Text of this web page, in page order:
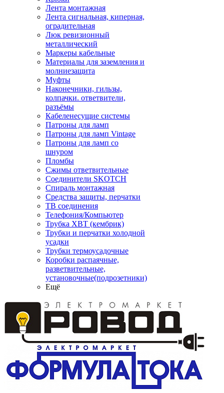
Лента монтажная
Лента сигнальная, киперная,
оградительная
Люк ревизионный
металлический
Маркеры кабельные
Материалы для заземления и
молниезащита
Муфты
Наконечники, гильзы,
колпачки. ответвители,
разъёмы
Кабеленесущие системы
Патроны для ламп
Патроны для ламп Vintage
Патроны для ламп со
шнуром
Пломбы
Сжимы ответвительные
Соединители SKOTCH
Спираль монтажная
Средства защиты, перчатки
ТВ соединения
Телефония/Компьютер
Трубка ХВТ (кембрик)
Трубки и перчатки холодной
усадки
Трубки термоусадочные
Коробки распаячные,
разветвительные,
установочные(подрозетники)
Ещё